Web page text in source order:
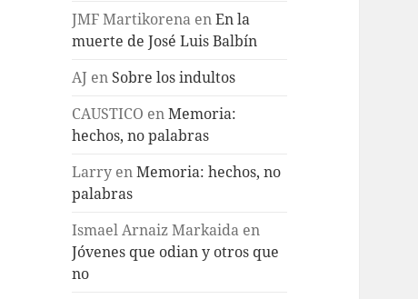
JMF Martikorena enEn la
muerte de José Luis Balbín
AJ en Sobre los indultos
CAUSTICO enMemoria:
hechos, no palabras
Larry enMemoria: hechos, no
palabras
Ismael Arnaiz Markaida en
Jóvenes que odian y otros que
no